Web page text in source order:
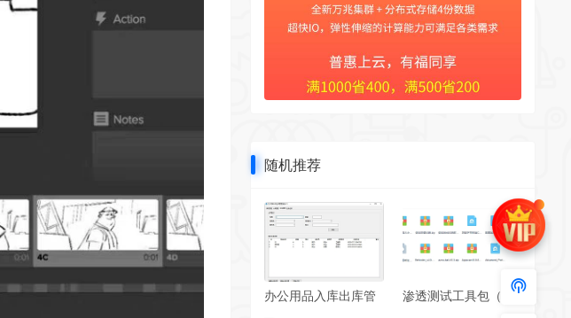
随机推荐
办公用品入库出库管
渗透测试工具包（安